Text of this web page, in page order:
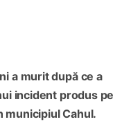
a murit după ce a
incident produs pe
Cahul.